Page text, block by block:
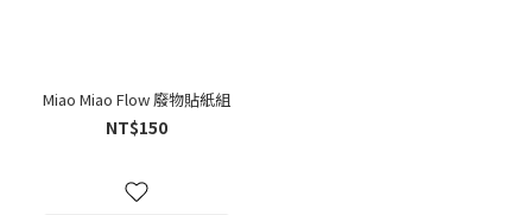
Miao Miao Flow 廢物貼紙組
NT$150